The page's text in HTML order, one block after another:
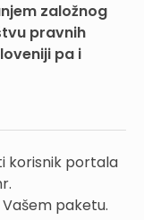
založnog
pravnih
pa i
korisnik portala
paketu.